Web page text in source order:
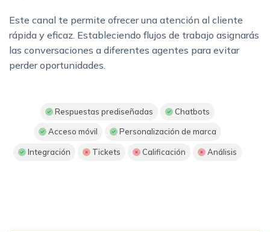
Este canal te permite ofrecer una atención al cliente
rápida y eficaz. Estableciendo flujos de trabajo asignarás
las conversaciones a diferentes agentes para evitar
perder oportunidades.
Respuestas prediseñadas Chatbots
Acceso móvil Personalización de marca
Integración Tickets Calificación Análisis